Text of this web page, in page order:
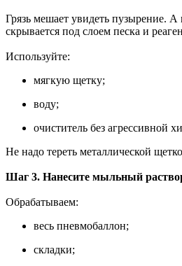
Грязь мешает увидеть пузырение. А
скрывается под слоем песка и
Используйте:
мягкую щетку;
воду;
очиститель без агрессивной
Не надо тереть металлической
Шаг 3. Нанесите мыльный
Обрабатываем:
весь пневмобаллон;
складки;